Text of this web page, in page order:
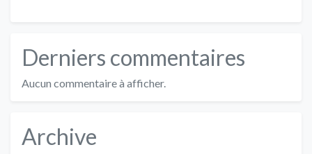
Derniers commentaires
Aucun commentaire à afficher.
Archive